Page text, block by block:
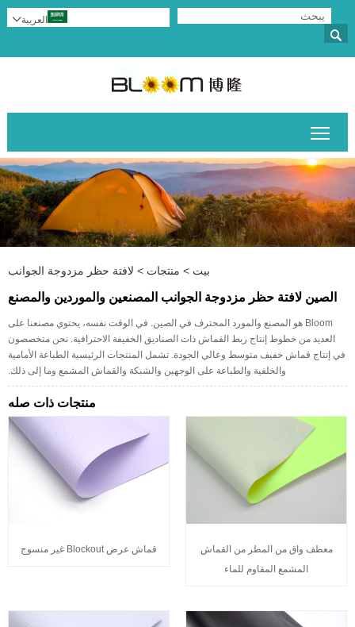

العربية
بيت > منتجات > لافتة حظر مزدوجة الجوانب
الصين لافتة حظر مزدوجة الجوانب المصنعين والموردين والمصنع
Bloom هو المصنع والمورد المحترف في الصين. في الوقت نفسه، يحتوي مصنعنا على
العديد من خطوط إنتاج ربط القماش ذات الصناديق الخفيفة الاحترافية. نحن متخصصون
في إنتاج قماش خفيف متوسط ​​وعالي الجودة. تشمل المنتجات الرئيسية الطباعة الأمامية
والخلفية والطباعة على الوجهين والشبكة والقماش المشمع وما إلى ذلك.
منتجات ذات صله
معطف واق من المطر من القماش
المشمع المقاوم للماء
قماش عرض Blockout غير منسوج